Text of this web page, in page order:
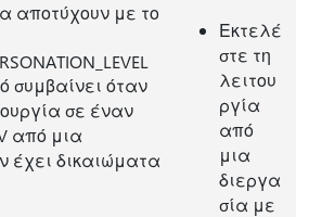
αποτύχουν με το
συμβαίνει όταν
σε έναν
από μια
έχει δικαιώματα
Εκτελέ
στε τη
λειτου
ργία
από
μια
διεργα
σία με